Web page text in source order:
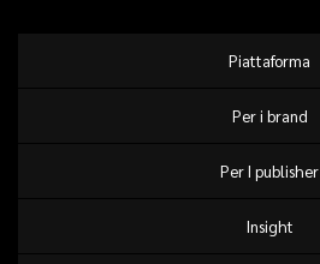
Piattaforma
Per i brand
Per I publisher
Insight